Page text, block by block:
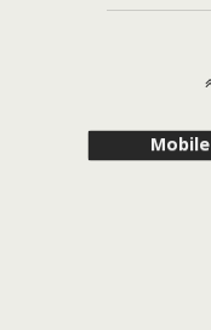
Mobile